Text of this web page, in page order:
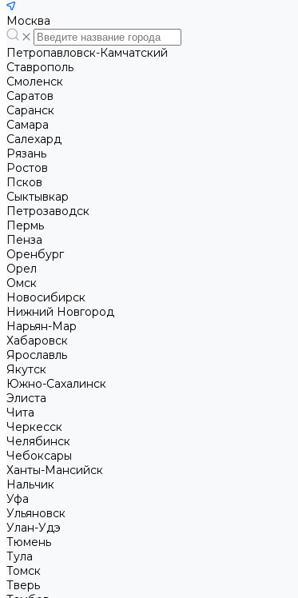
Москва
Петропавловск-Камчатский
Ставрополь
Смоленск
Саратов
Саранск
Самара
Салехард
Рязань
Ростов
Псков
Сыктывкар
Петрозаводск
Пермь
Пенза
Оренбург
Орел
Омск
Новосибирск
Нижний Новгород
Нарьян-Мар
Хабаровск
Ярославль
Якутск
Южно-Сахалинск
Элиста
Чита
Черкесск
Челябинск
Чебоксары
Ханты-Мансийск
Нальчик
Уфа
Ульяновск
Улан-Удэ
Тюмень
Тула
Томск
Тверь